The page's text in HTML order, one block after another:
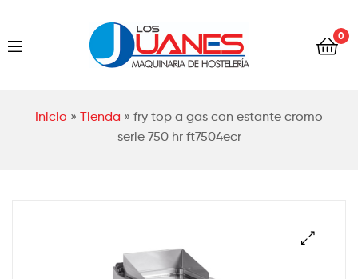
Los
0
Inicio » Tienda » fry top a gas con estante cromo
serie 750 hr ft7504ecr
Los